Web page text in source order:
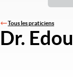
Tous les praticiens
Dr.